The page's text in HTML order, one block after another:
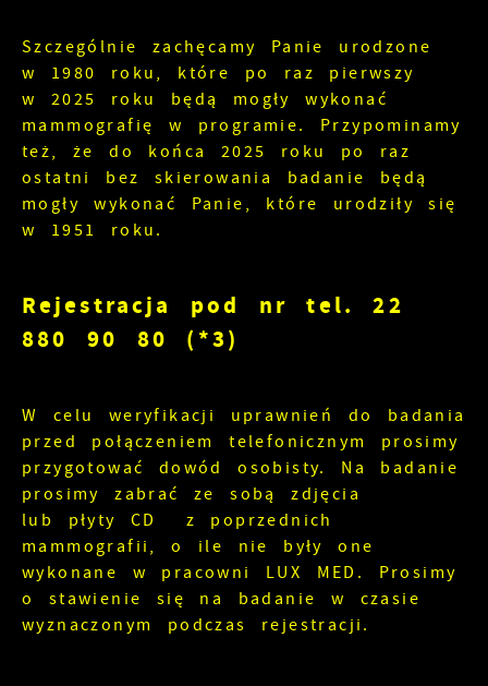
Szczególnie zachęcamy Panie urodzone
w 1980 roku, które po raz pierwszy
w 2025 roku będą mogły wykonać
mammografię w programie. Przypominamy
też, że do końca 2025 roku po raz
ostatni bez skierowania badanie będą
mogły wykonać Panie, które urodziły się
w 1951 roku.
Rejestracja pod nr tel. 22
880 90 80 (*3)
W celu weryfikacji uprawnień do badania
przed połączeniem telefonicznym prosimy
przygotować dowód osobisty. Na badanie
prosimy zabrać ze sobą zdjęcia
lub płyty CD z poprzednich
mammografii, o ile nie były one
wykonane w pracowni LUX MED. Prosimy
o stawienie się na badanie w czasie
wyznaczonym podczas rejestracji.